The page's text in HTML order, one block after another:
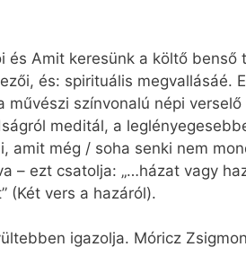
Amit keresünk a költő benső
és: spirituális megvallásáé.
színvonalú népi
meditál, a
még / soha senki nem
– ezt csatolja: „…házat vagy
(Két vers a hazáról).
igazolja. Móricz